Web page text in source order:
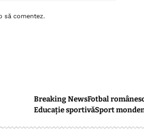
să comentez.
Breaking NewsFotbal
Educație sportivăSport